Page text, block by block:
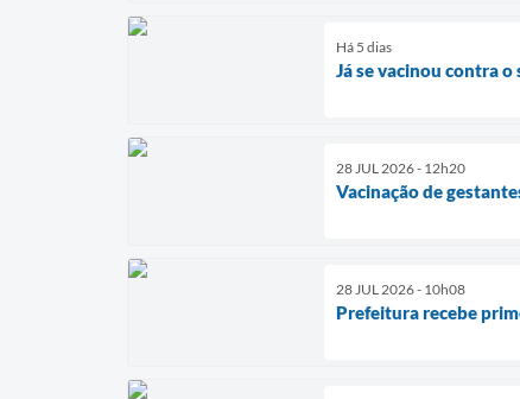
Há 5 dias
Já se vacinou contra
28 JUL 2026 - 12h20
Vacinação de
28 JUL 2026 - 10h08
Prefeitura recebe